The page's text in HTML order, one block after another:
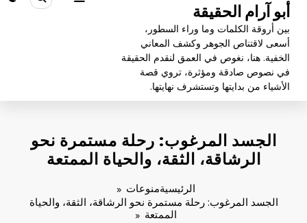
أبو آرام الحقيقة
بين أروقة الكلمات وما وراء السطور،
أسعى لاقتناص الجوهر وكشف المعاني
الخفية. هنا، نغوص في العمق لنقدم الحقيقة
في نصوص صادقة ومؤثرة، تروي قصة
الأشياء من بدايتها وتستشرف نهايتها.
الجسد المرغوب: رحلة مستمرة نحو
الرشاقة، الثقة، والحياة الممتعة
الرئيسيةمنوعات
الجسد المرغوب: رحلة مستمرة نحو الرشاقة، الثقة، والحياة
الممتعة